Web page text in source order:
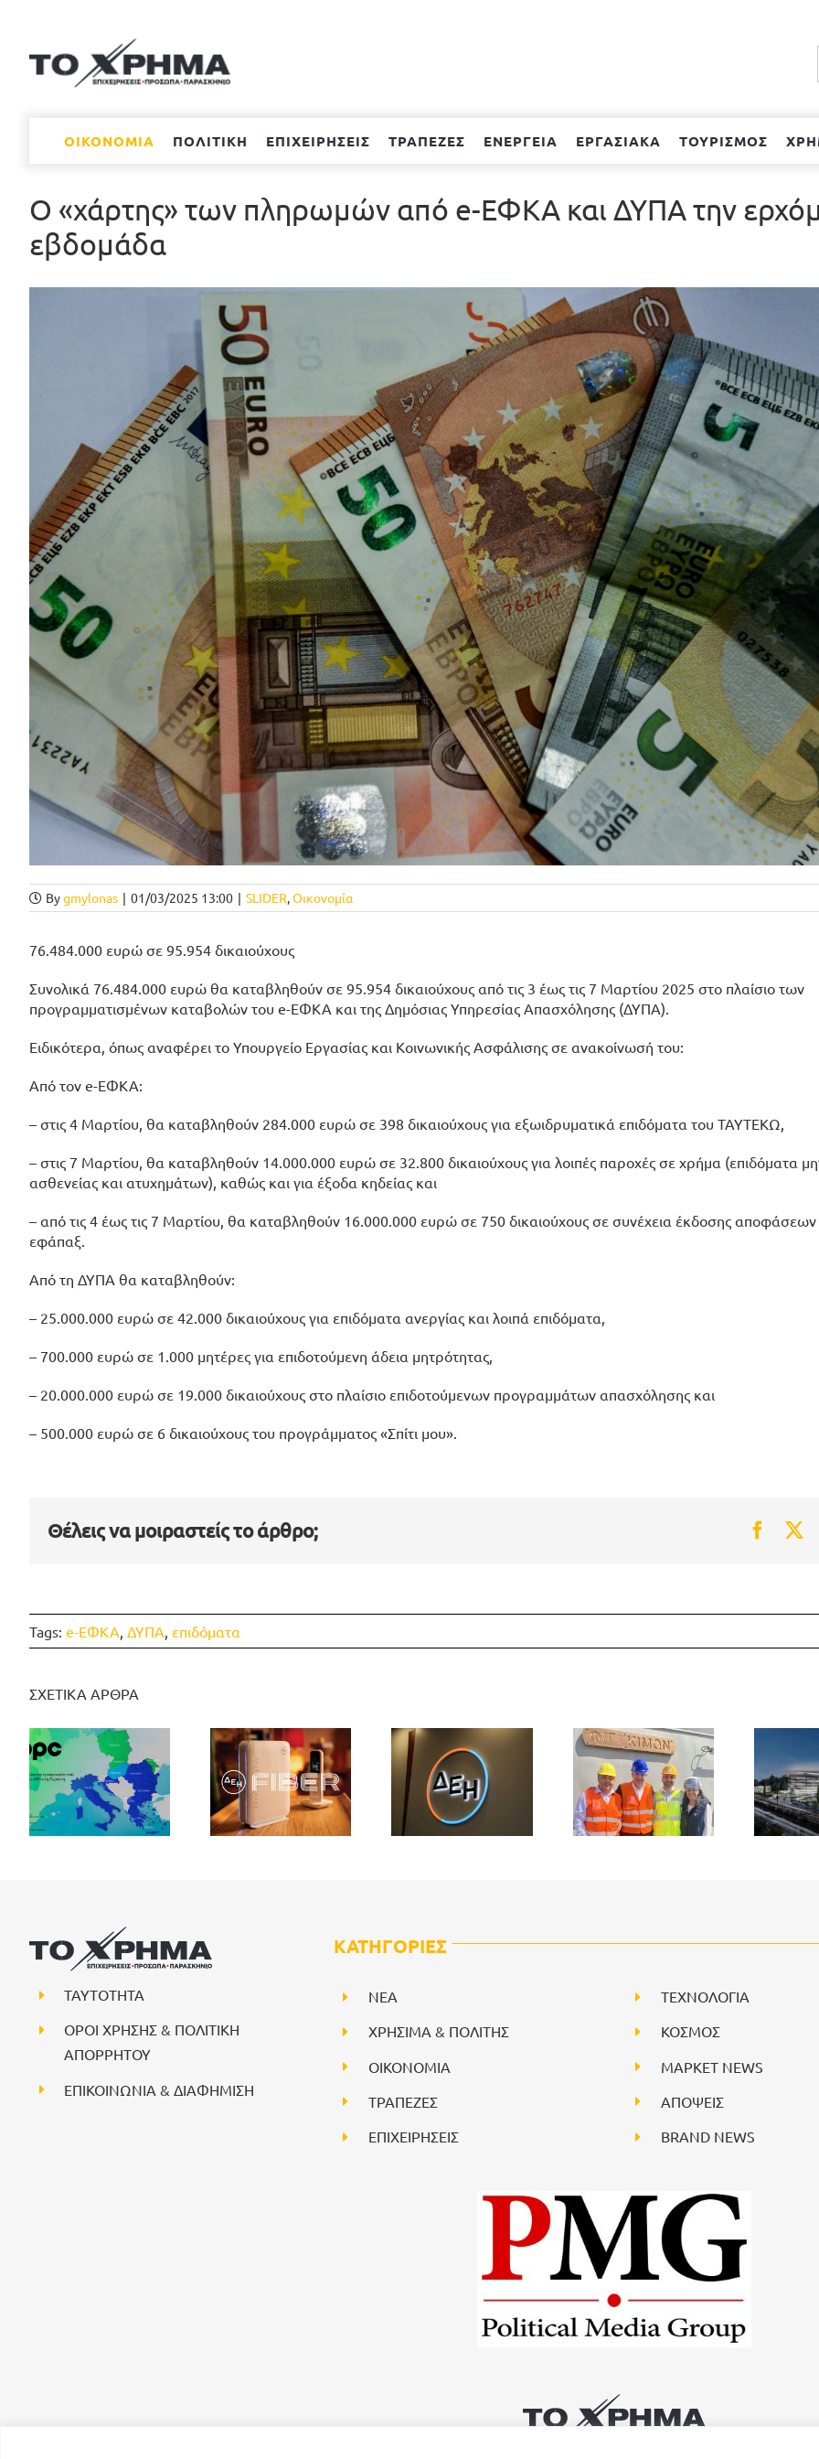
περιεχόμενο
ΟΙΚΟΝΟΜΙΑ ΠΟΛΙΤΙΚΗ ΕΠΙΧΕΙΡΗΣΕΙΣ ΤΡΑΠΕΖΕΣ ΕΝΕΡΓΕΙΑ ΕΡΓΑΣΙΑΚΑ ΤΟΥΡΙΣΜΟΣ
Ο «χάρτης» των πληρωμών από e-ΕΦΚΑ και ΔΥΠΑ την
εβδομάδα
Bygmylonas | 01/03/2025 13:00 | SLIDER,Οικονομία
76.484.000 ευρώ σε 95.954 δικαιούχους
Συνολικά 76.484.000 ευρώ θα καταβληθούν σε 95.954 δικαιούχους από τις 3 έως τις 7 Μαρτίου 2025 στο πλαίσιο των
προγραμματισμένων καταβολών του e-ΕΦΚΑ και της Δημόσιας Υπηρεσίας Απασχόλησης (ΔΥΠΑ).
Ειδικότερα, όπως αναφέρει το Υπουργείο Εργασίας και Κοινωνικής Ασφάλισης σε ανακοίνωσή του:
Από τον e-ΕΦΚΑ:
– στις 4 Μαρτίου, θα καταβληθούν 284.000 ευρώ σε 398 δικαιούχους για εξωιδρυματικά επιδόματα του ΤΑΥΤΕΚΩ,
– στις 7 Μαρτίου, θα καταβληθούν 14.000.000 ευρώ σε 32.800 δικαιούχους για λοιπές παροχές σε χρήμα (επιδόματα
ασθενείας και ατυχημάτων), καθώς και για έξοδα κηδείας και
– από τις 4 έως τις 7 Μαρτίου, θα καταβληθούν 16.000.000 ευρώ σε 750 δικαιούχους σε συνέχεια έκδοσης αποφάσεων
εφάπαξ.
Από τη ΔΥΠΑ θα καταβληθούν:
– 25.000.000 ευρώ σε 42.000 δικαιούχους για επιδόματα ανεργίας και λοιπά επιδόματα,
– 700.000 ευρώ σε 1.000 μητέρες για επιδοτούμενη άδεια μητρότητας,
– 20.000.000 ευρώ σε 19.000 δικαιούχους στο πλαίσιο επιδοτούμενων προγραμμάτων απασχόλησης και
– 500.000 ευρώ σε 6 δικαιούχους του προγράμματος «Σπίτι μου».
Θέλεις να μοιραστείς το άρθρο;
Tags: e-ΕΦΚΑ, ΔΥΠΑ, επιδόματα
ΣΧΕΤΙΚΑ ΑΡΘΡΑ
ΤΑΥΤΟΤΗΤΑ
ΟΡΟΙ ΧΡΗΣΗΣ & ΠΟΛΙΤΙΚΗ
ΑΠΟΡΡΗΤΟΥ
ΕΠΙΚΟΙΝΩΝΙΑ & ΔΙΑΦΗΜΙΣΗ
ΚΑΤΗΓΟΡΙΕΣ
NEA
ΧΡΗΣΙΜΑ & ΠΟΛΙΤΗΣ
ΟΙΚΟΝΟΜΙΑ
ΤΡΑΠΕΖΕΣ
ΕΠΙΧΕΙΡΗΣΕΙΣ
ΤΕΧΝΟΛΟΓΙΑ
ΚΟΣΜΟΣ
ΜΑΡΚΕΤ NEWS
ΑΠΟΨΕΙΣ
BRAND NEWS